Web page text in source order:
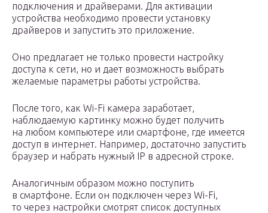
подключения и драйверами. Для активации
устройства необходимо провести установку
драйверов и запустить это приложение.
Оно предлагает не только провести настройку
доступа к сети, но и дает возможность выбрать
желаемые параметры работы устройства.
После того, как Wi-Fi камера заработает,
наблюдаемую картинку можно будет получить
на любом компьютере или смартфоне, где имеется
доступ в интернет. Например, достаточно запустить
браузер и набрать нужный IP в адресной строке.
Аналогичным образом можно поступить
в смартфоне. Если он подключен через Wi-Fi,
то через настройки смотрят список доступных